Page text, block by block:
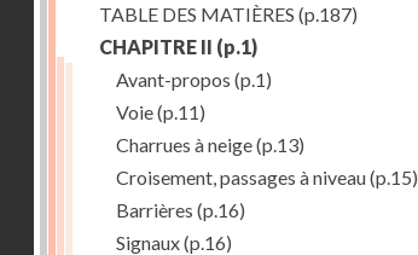
TABLE DES MATIÈRES (p.187)
CHAPITRE II (p.1)
Avant-propos (p.1)
Voie(p.11)
Charrues à neige(p.13)
Croisement, passages à niveau(p.15)
Barrières (p.16)
Signaux(p.16)